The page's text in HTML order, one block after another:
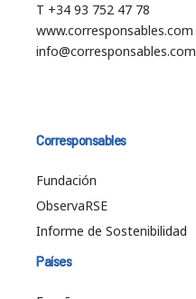
T +34 93 752 47 78
www.corresponsables.com
info@corresponsables.com
Corresponsables
Fundación
ObservaRSE
Informe de Sostenibilidad
Países